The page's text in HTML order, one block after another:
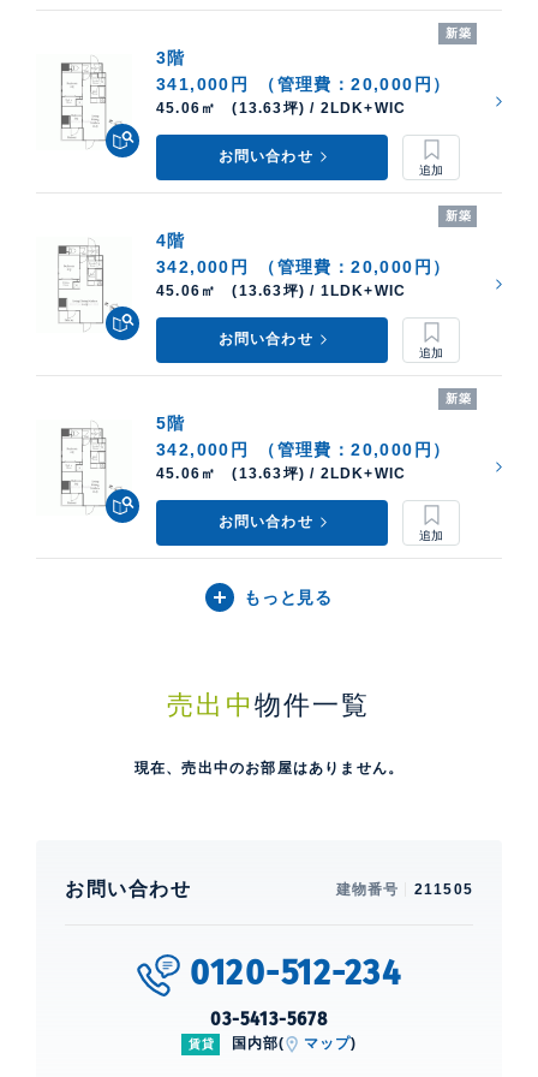
新築
3階
341,000円
（管理費：20,000円）
45.06㎡ (13.63坪) / 2LDK+WIC
お問い合わせ
新築
4階
342,000円
（管理費：20,000円）
45.06㎡ (13.63坪) / 1LDK+WIC
お問い合わせ
新築
5階
342,000円
（管理費：20,000円）
45.06㎡ (13.63坪) / 2LDK+WIC
お問い合わせ
もっと見る
売出中 物件一覧
現在、売出中のお部屋はありません。
お問い合わせ 建物番号 211505
0120-512-234
03-5413-5678
賃貸 国内部( マップ)